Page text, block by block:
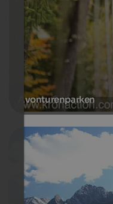
Avonturenparken